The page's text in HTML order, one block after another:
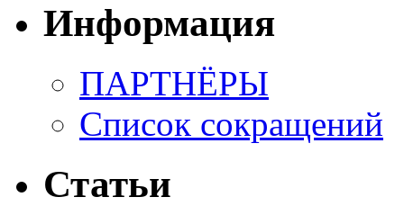
Информация
ПАРТНЁРЫ
Список сокращений
Статьи